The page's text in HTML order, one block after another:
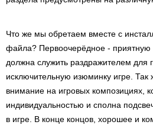
Что же мы обретаем вместе с
файла? Первоочерёдное - приятную
должна служить раздражителем для
исключительную изюминку игре. Так
внимание на игровых композициях,
индивидуальностью и сполна
в игре. В конце концов, хорошее и